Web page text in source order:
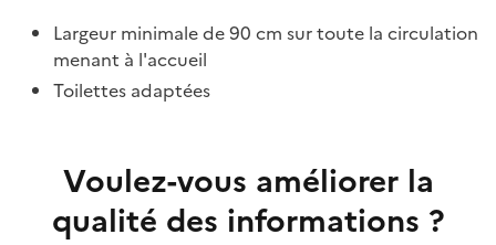
Largeur minimale de 90 cm sur toute la circulation
menant à l'accueil
Toilettes adaptées
Voulez-vous améliorer la
qualité des informations ?